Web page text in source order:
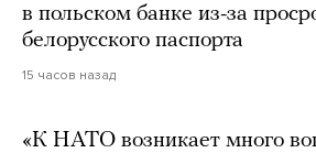
в польском банке из-за
белорусского паспорта
15 часов назад
«К НАТО возникает много